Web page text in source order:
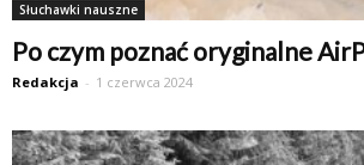
Słuchawki nauszne
Po czym poznać oryginalne
Redakcja - 1 czerwca 2024